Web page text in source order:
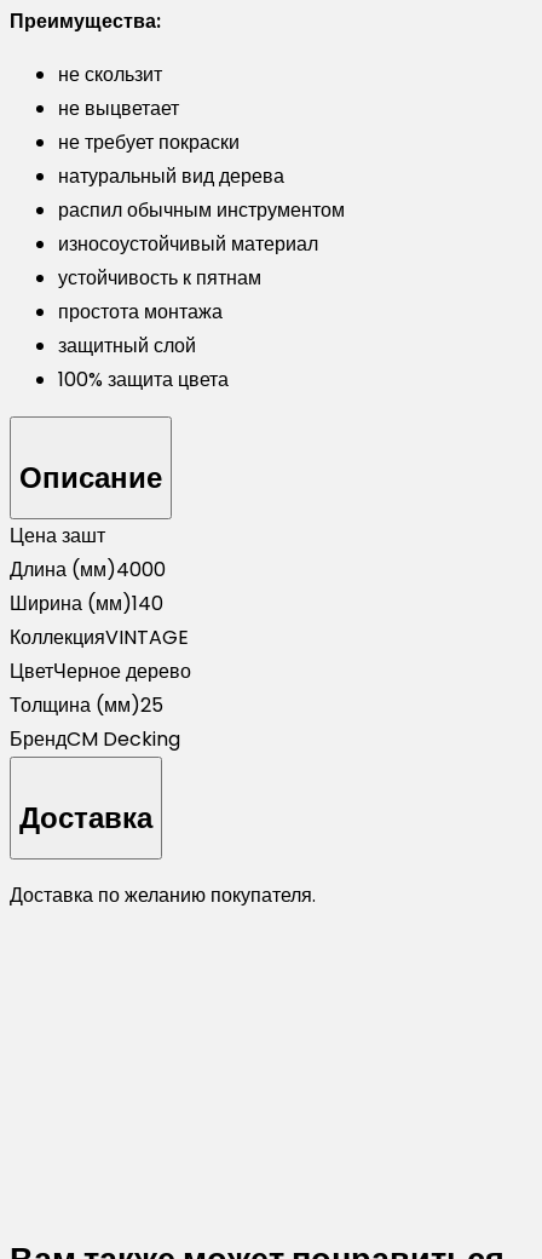
Преимущества:
не скользит
не выцветает
не требует покраски
натуральный вид дерева
распил обычным инструментом
износоустойчивый материал
устойчивость к пятнам
простота монтажа
защитный слой
100% защита цвета
Описание
Цена зашт
Длина (мм)4000
Ширина (мм)140
КоллекцияVINTAGE
ЦветЧерное дерево
Толщина (мм)25
БрендCM Decking
Доставка
Доставка по желанию покупателя.